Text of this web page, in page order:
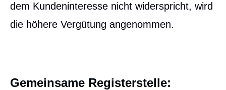
dem Kundeninteresse nicht widerspricht, wird
die höhere Vergütung angenommen.
Gemeinsame Registerstelle: